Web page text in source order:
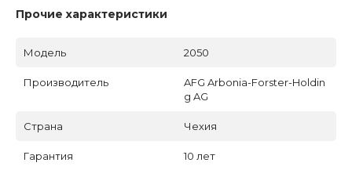
Прочие характеристики
Модель 2050
Производитель
AFG Arbonia-Forster-Holdin
g AG
Страна Чехия
Гарантия 10 лет